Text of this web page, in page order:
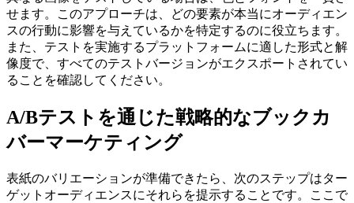
せます。このアプローチは、どの要素が本当にオーディエン
スの行動に影響を与えているかを特定するのに役立ちます。
また、テストを実施するプラットフォームに適した形式と解
像度で、すべてのテストバージョンがエクスポートされてい
ることを確認してください。
A/Bテストを通じた戦略的なブックカ
バーマーケティング
表紙のバリエーションが準備できたら、次のステップはター
ゲットオーディエンスにそれらを提示することです。ここで